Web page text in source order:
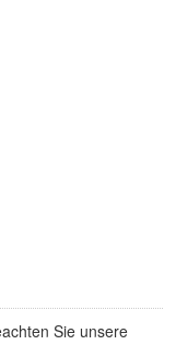
Sie unsere